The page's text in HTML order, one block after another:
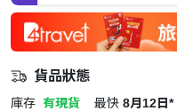
貨品狀態
庫存 有現貨 最快 8月12日*